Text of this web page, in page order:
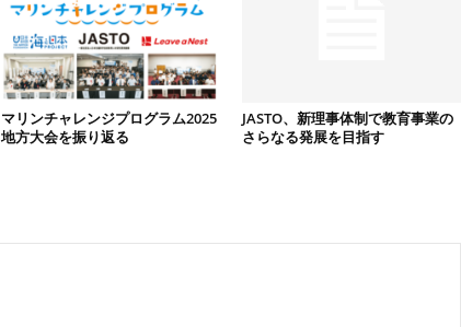
マリンチャレンジプログラム2025
地方大会を振り返る
JASTO、新理事体制で教育事業の
さらなる発展を目指す